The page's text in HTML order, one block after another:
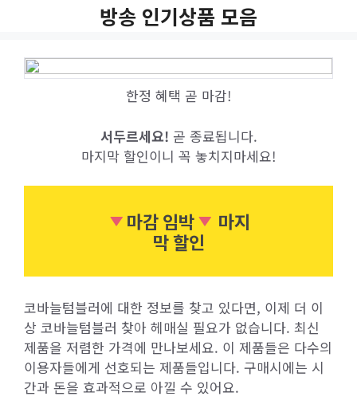
방송 인기상품 모음
한정 혜택 곧 마감!
서두르세요! 곧 종료됩니다.
마지막 할인이니 꼭 놓치지마세요!
마감 임박
마지
막 할인
코바늘텀블러에 대한 정보를 찾고 있다면, 이제 더 이
상 코바늘텀블러 찾아 헤매실 필요가 없습니다. 최신
제품을 저렴한 가격에 만나보세요. 이 제품들은 다수의
이용자들에게 선호되는 제품들입니다. 구매시에는 시
간과 돈을 효과적으로 아낄 수 있어요.